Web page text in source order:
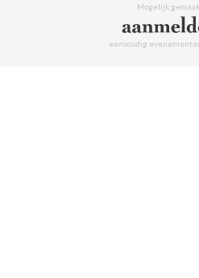
Mogelijk
eenvoudig